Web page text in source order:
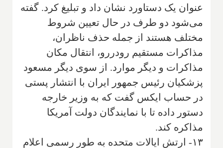
عنوان یک دستاورد نشان داد و تبلیغ کرد. گفته
می‌شود دو طرف در حال تعیین شروط
مختلف هستند از جمله حذف ناظران،
مذاکرات مستقیم رودررو، انتقال مکان
مذاکرات و دیگر موارد. از سوی دیگر مسعود
پزشکیان رئیس جمهور ایران با انتشار پستی
در حساب ایکس گفت که به وزیر خارجه
دستور داده تا با نمایندگان دولت آمریکا
مذاکره کند.
۱۳- ارتش ایالات متحده به طور رسمی اعلام